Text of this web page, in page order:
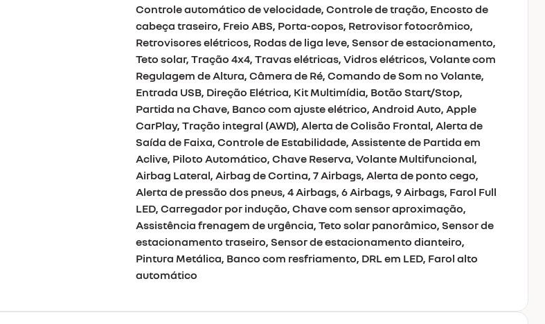
Controle automático de velocidade, Controle de tração, Encosto de
cabeça traseiro, Freio ABS, Porta-copos, Retrovisor fotocrômico,
Retrovisores elétricos, Rodas de liga leve, Sensor de estacionamento,
Teto solar, Tração 4x4, Travas elétricas, Vidros elétricos, Volante com
Regulagem de Altura, Câmera de Ré, Comando de Som no Volante,
Entrada USB, Direção Elétrica, Kit Multimídia, Botão Start/Stop,
Partida na Chave, Banco com ajuste elétrico, Android Auto, Apple
CarPlay, Tração integral (AWD), Alerta de Colisão Frontal, Alerta de
Saída de Faixa, Controle de Estabilidade, Assistente de Partida em
Aclive, Piloto Automático, Chave Reserva, Volante Multifuncional,
Airbag Lateral, Airbag de Cortina, 7 Airbags, Alerta de ponto cego,
Alerta de pressão dos pneus, 4 Airbags, 6 Airbags, 9 Airbags, Farol Full
LED, Carregador por indução, Chave com sensor aproximação,
Assistência frenagem de urgência, Teto solar panorâmico, Sensor de
estacionamento traseiro, Sensor de estacionamento dianteiro,
Pintura Metálica, Banco com resfriamento, DRL em LED, Farol alto
automático